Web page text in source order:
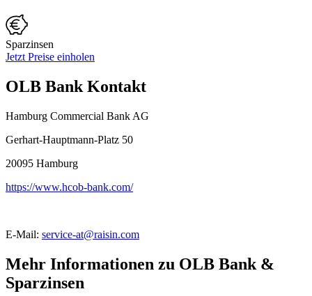
Sparzinsen
Jetzt Preise einholen
OLB Bank Kontakt
Hamburg Commercial Bank AG
Gerhart-Hauptmann-Platz 50
20095 Hamburg
https://www.hcob-bank.com/
E-Mail: service-at@raisin.com
Mehr Informationen zu OLB Bank &
Sparzinsen